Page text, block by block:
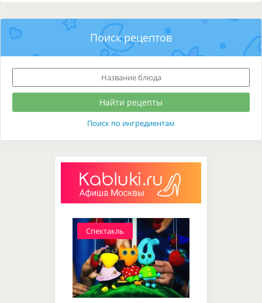
Поиск рецептов
Поиск по ингредиентам
Спектакль